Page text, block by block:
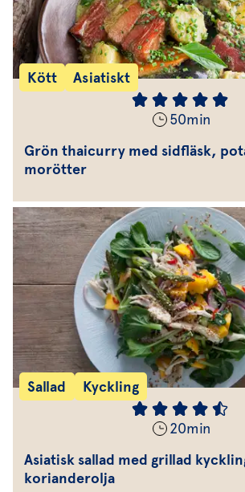
Kött Asiatiskt
50min
Grön thaicurry med sidfläsk,
morötter
Sallad Kyckling
20min
Asiatisk sallad med grillad
korianderolja